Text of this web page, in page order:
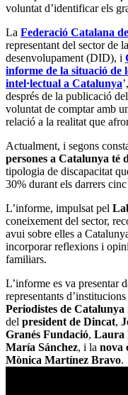
voluntat d’identificar els
La Federació Catalana
representant del sector de
desenvolupament (DID), i
informe de la situació de
intel·lectual a Catalunya
després de la publicació
voluntat de comptar amb
relació a la realitat que
Actualment, i segons
persones a Catalunya té
tipologia de discapacitat
30% durant els darrers
L’informe, impulsat pel
coneixement del sector,
avui sobre elles a
incorporar reflexions i
familiars.
L’informe es va presentar
representants
Periodistes de Catalunya
del president de Dincat,
Granés Fundació, Laura
María Sánchez, i la nova
Mònica Martínez Bravo.